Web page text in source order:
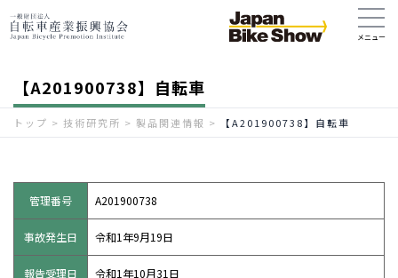
【A201900738】自転車
トップ > 技術研究所 > 製品関連情報 > 【A201900738】自転車
管理番号 A201900738
事故発生日 令和1年9月19日
報告受理日 令和1年10月31日